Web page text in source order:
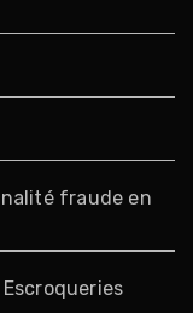
fraude en